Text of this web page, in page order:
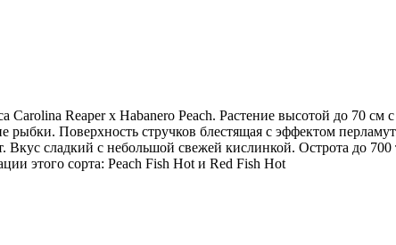
Reaper x Habanero Peach. Растение высотой до 70
Поверхность стручков блестящая с эффектом
сладкий с небольшой свежей кислинкой. Острота до
этого сорта: Peach Fish Hot и Red Fish Hot